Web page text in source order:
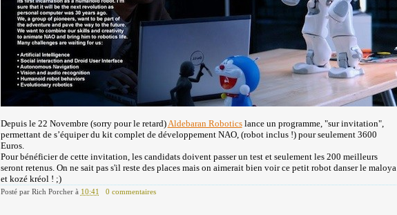
Depuis le 22 Novembre (sorry pour le retard)Aldebaran Roboticslance un programme, "sur invitation",
permettant de s’équiper du kit complet de développement NAO, (robot inclus !) pour seulement 3600
Euros.
Pour bénéficier de cette invitation, les candidats doivent passer un test et seulement les 200 meilleurs
seront retenus. On ne sait pas s'il reste des places mais on aimerait bien voir ce petit robot danser le maloya
et kozé kréol ! ;)
Posté par Rich Porcher à 10:41 0 commentaires